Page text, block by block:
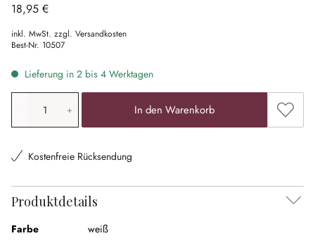
18,95 €
inkl. MwSt. zzgl. Versandkosten
Best-Nr. 10507
Lieferung in 2 bis 4 Werktagen
Produkt Anzahl: Gib den gewünschten Wert ein oder
In den Warenkorb Zum
Kostenfreie Rücksendung
Produktdetails
Farbe
weiß